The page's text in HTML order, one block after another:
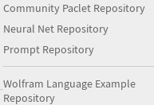
Community Paclet Repository
Neural Net Repository
Prompt Repository
Wolfram Language Example
Repository